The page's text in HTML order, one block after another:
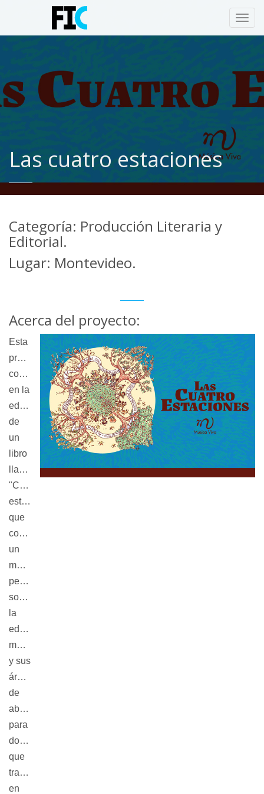
Las cuatro estaciones
Categoría: Producción Literaria y
Editorial.
Lugar: Montevideo.
Acerca del proyecto:
Esta
propuesta
consiste
en la
edición
de
un
libro
llamado
"Cuatro
estaciones",
que
contiene
un
modelo
pedagógico
sobre
la
educación
musical
y sus
áreas
de
abordaje
para
docentes
que
trabajan
en